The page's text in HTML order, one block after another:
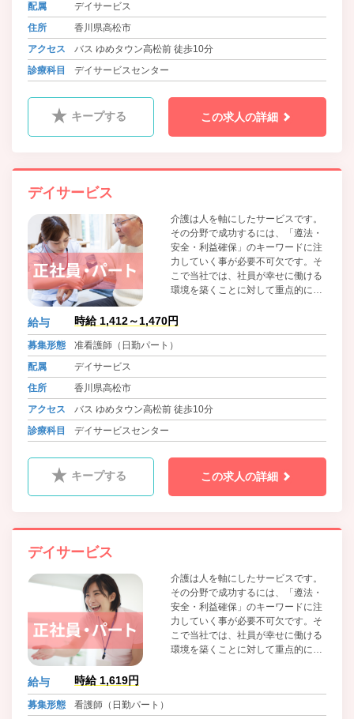
そしてさらに質の高いサービスが提
考えています。
配属
デイサービス
住所
香川県高松市
アクセス
バス ゆめタウン高松前 徒歩10分
診療科目
デイサービスセンター
キープする この求人の詳細
デイサービス
介護は人を軸にしたサービスです。
その分野で成功するには、「遵法・
安全・利益確保」のキーワードに注
力していく事が必要不可欠です。そ
こで当社では、社員が幸せに働ける
環境を築くことに対して重点的に取
かった」と家族や周りの人たちに言
ってもらえるようにすることが理想
です。そうすることで社内外で笑顔
そしてさらに質の高いサービスが提
考えています。
給与 時給 1,412～1,470円
募集形態
准看護師（日勤パート）
配属
デイサービス
住所
香川県高松市
アクセス
バス ゆめタウン高松前 徒歩10分
診療科目
デイサービスセンター
キープする この求人の詳細
デイサービス
介護は人を軸にしたサービスです。
その分野で成功するには、「遵法・
安全・利益確保」のキーワードに注
力していく事が必要不可欠です。そ
こで当社では、社員が幸せに働ける
環境を築くことに対して重点的に取
ってもらえるようにすることが理想
給与 時給 1,619円
募集形態
看護師（日勤パート）